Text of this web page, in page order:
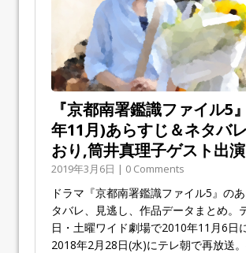
『京都南署鑑識ファイル5
年11月)あらすじ＆ネタバ
おり,筒井真理子ゲスト出演
2019年3月6日 | 0 Comments
ドラマ『京都南署鑑識ファイル5』の
タバレ、見逃し、作品データまとめ。
日・土曜ワイド劇場で2010年11月6日
2018年2月28日(水)にテレ朝で再放送